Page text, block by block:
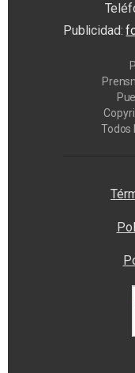
Publicidad:
Todos